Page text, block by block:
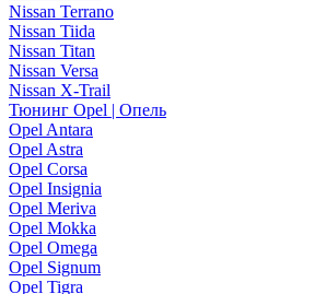
Nissan Terrano
Nissan Tiida
Nissan Titan
Nissan Versa
Nissan X-Trail
Тюнинг Opel | Опель
Opel Antara
Opel Astra
Opel Corsa
Opel Insignia
Opel Meriva
Opel Mokka
Opel Omega
Opel Signum
Opel Tigra